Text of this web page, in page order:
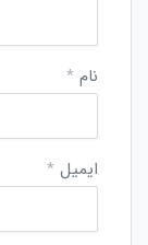
نام *
ایمیل *